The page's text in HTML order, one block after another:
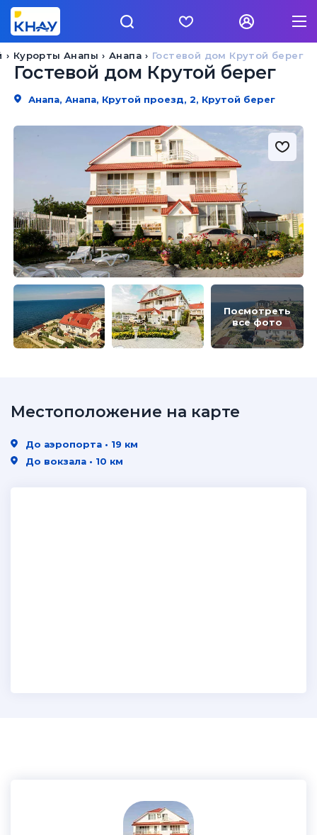
Гостевой дом Крутой берег
Анапа
Курорты Анапы
Гостевой дом Крутой берег
Анапа, Анапа, Крутой проезд, 2, Крутой берег
Посмотреть
все фото
Местоположение на карте
До аэропорта • 19 км
До вокзала • 10 км